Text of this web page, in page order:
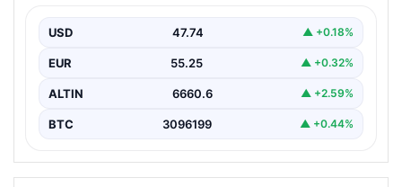
Can Terzi İçin Resmi Soruşturma Başlatıldı”, “content”:…
USD 47.74 ▲ +0.18%
EUR 55.25 ▲ +0.32%
ALTIN 6660.6 ▲ +2.59%
BTC 3096199 ▲ +0.44%